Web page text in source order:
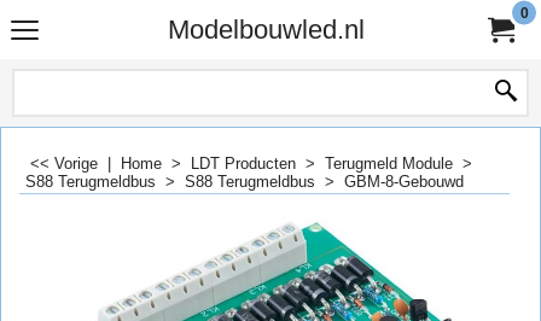
Modelbouwled.nl
0
<< Vorige Home > LDT Producten > Terugmeld Module >
S88 Terugmeldbus > S88 Terugmeldbus > GBM-8-Gebouwd